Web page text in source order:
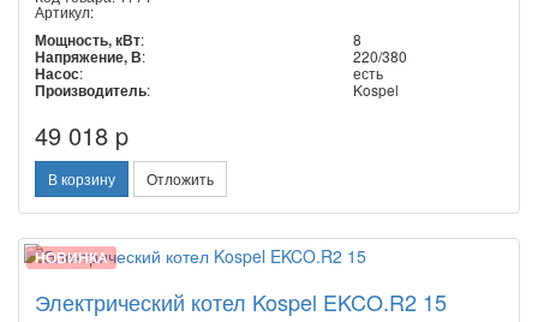
Артикул:
Мощность, кВт: 8
Напряжение, В: 220/380
Насос: есть
Производитель: Kospel
49 018 p
В корзину Отложить
НОВИНКА
Электрический котел Kospel EKCO.R2 15